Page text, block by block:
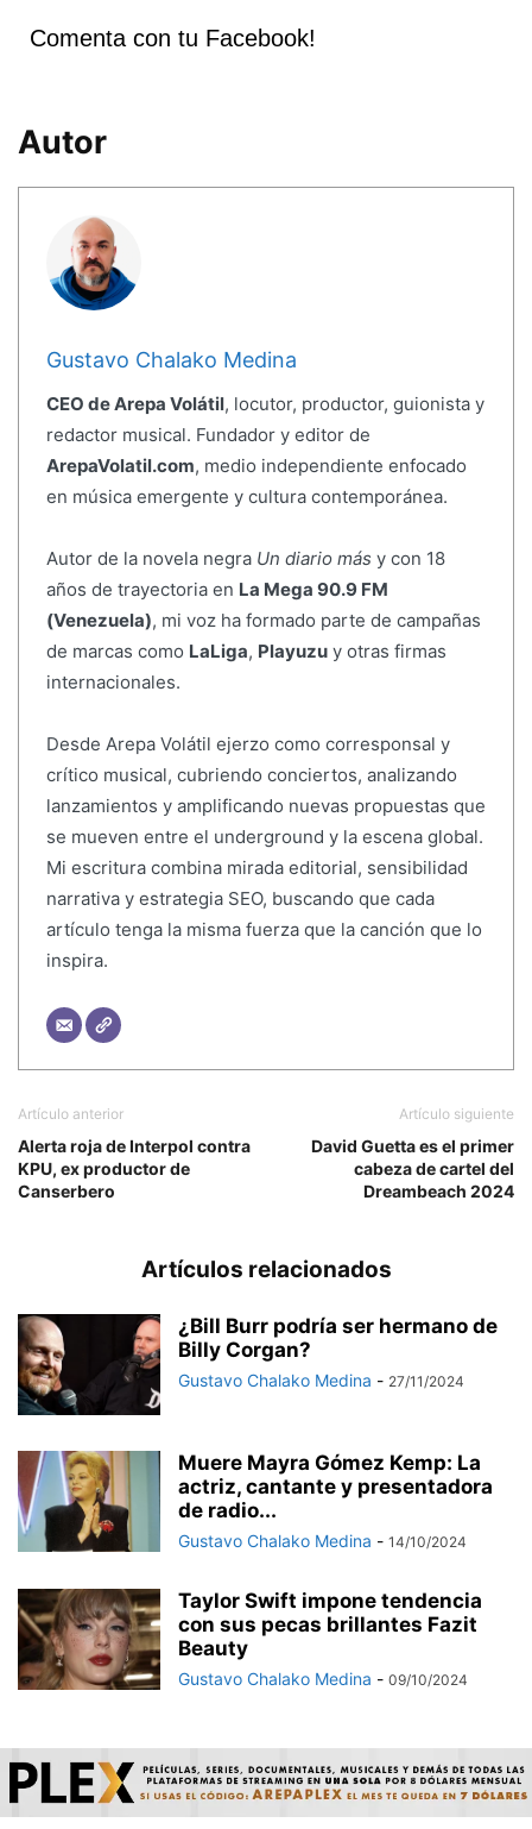
Comenta con tu Facebook!
Autor
Gustavo Chalako Medina
CEO de Arepa Volátil, locutor, productor, guionista y
redactor musical. Fundador y editor de
ArepaVolatil.com, medio independiente enfocado
en música emergente y cultura contemporánea.
Autor de la novela negra Un diario más y con 18
años de trayectoria en La Mega 90.9 FM
(Venezuela), mi voz ha formado parte de campañas
de marcas como LaLiga, Playuzuy otras firmas
internacionales.
Desde Arepa Volátil ejerzo como corresponsal y
crítico musical, cubriendo conciertos, analizando
lanzamientos y amplificando nuevas propuestas que
se mueven entre el underground y la escena global.
Mi escritura combina mirada editorial, sensibilidad
narrativa y estrategia SEO, buscando que cada
artículo tenga la misma fuerza que la canción que lo
inspira.
Artículo anterior
Alerta roja de Interpol contra
KPU, ex productor de
Canserbero
Artículo siguiente
David Guetta es el primer
cabeza de cartel del
Dreambeach 2024
Artículos relacionados
¿Bill Burr podría ser hermano de
Billy Corgan?
Gustavo Chalako Medina - 27/11/2024
Muere Mayra Gómez Kemp: La
actriz, cantante y presentadora
de radio...
Gustavo Chalako Medina - 14/10/2024
Taylor Swift impone tendencia
con sus pecas brillantes Fazit
Beauty
Gustavo Chalako Medina - 09/10/2024